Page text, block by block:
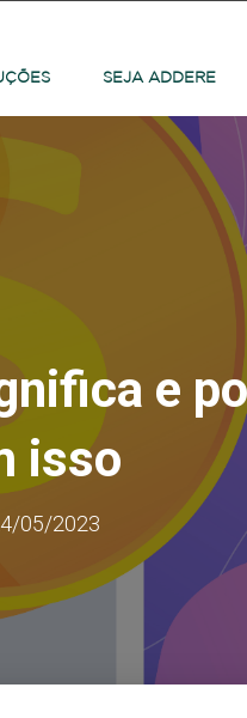
SEJA ADDERE
e
isso
05/2023